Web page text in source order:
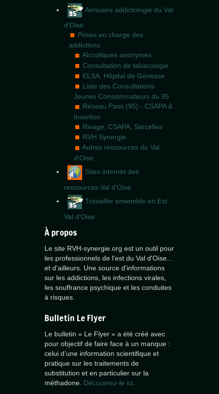
Annuaire addictologie du Val
d'Oise
Prises en charge des
addictions
Alcooliques anonymes
Consultation de tabacologie
ELSA, Hôpital de Gonesse
Liste des Consultations
Jeunes Consommateurs du 95
Réseau Pass (95) - CSAPA &
Insertion
Rivage, CSAPA, Sarcelles
RVH Synergie
Autres ressources du Val
d'Oise
Sites internet des
ressources Val d'Oise
Travailler ensemble en Est
Val d'Oise
À propos
Le site RVH-synergie.org est un outil pour
les professionnels de l'est du Val d'Oise...
et d'ailleurs. Une source d'informations
sur les addictions, les infections virales,
les souffrance psychique et les conduites
à risques.
Bulletin Le Flyer
Le bulletin « Le Flyer » a été créé avec
pour objectif de faire face à un manque :
celui d’une information scientifique et
pratique sur les traitements de
substitution et en particulier sur la
méthadone. Découvrez-le ici